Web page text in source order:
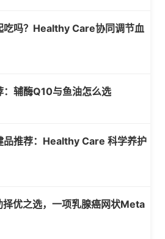
吃吗？Healthy Care协同调节血
：辅酶Q10与鱼油怎么选
品推荐：Healthy Care 科学养护
优之选，一项乳腺癌网状Meta